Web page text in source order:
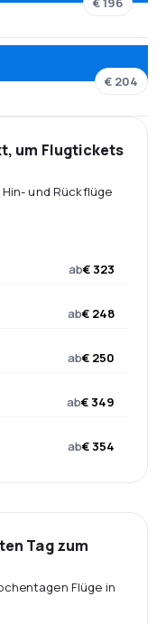
€ 204
um Flugtickets
Hin- und Rückflüge
ab€ 323
ab€ 248
ab€ 250
ab€ 349
ab€ 354
Tag zum
Flüge in